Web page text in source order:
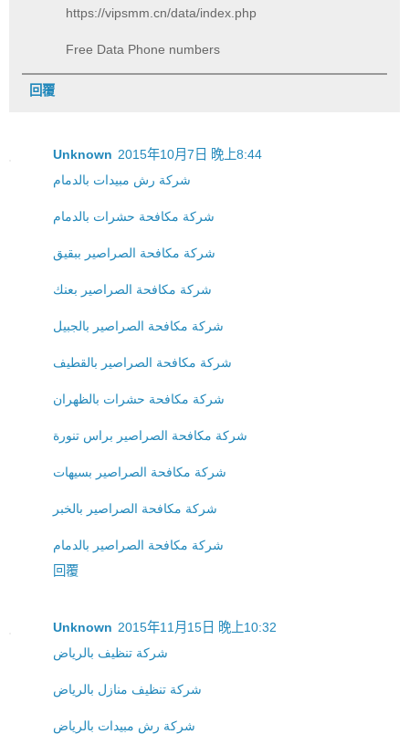
https://vipsmm.cn/data/index.php
Free Data Phone numbers
回覆
Unknown 2015年10月7日 晚上8:44
شركة رش مبيدات بالدمام
شركة مكافحة حشرات بالدمام
شركة مكافحة الصراصير ببقيق
شركة مكافحة الصراصير بعنك
شركة مكافحة الصراصير بالجبيل
شركة مكافحة الصراصير بالقطيف
شركة مكافحة حشرات بالظهران
شركة مكافحة الصراصير براس تنورة
شركة مكافحة الصراصير بسيهات
شركة مكافحة الصراصير بالخبر
شركة مكافحة الصراصير بالدمام
回覆
Unknown 2015年11月15日 晚上10:32
شركة تنظيف بالرياض
شركة تنظيف منازل بالرياض
شركة رش مبيدات بالرياض